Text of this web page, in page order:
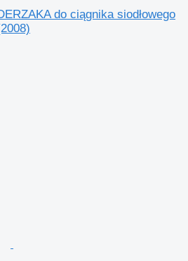
do ciągnika siodłowego